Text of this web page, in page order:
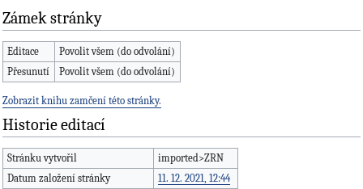
Zámek stránky
Editace
Povolit všem (do odvolání)
Přesunutí
Povolit všem (do odvolání)
Zobrazit knihu zamčení této stránky.
Historie editací
Stránku vytvořil
imported>ZRN
Datum založení stránky
11. 12. 2021, 12:44